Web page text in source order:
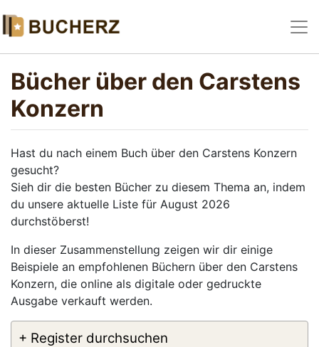
Bücher über den Carstens
Konzern
Hast du nach einem Buch über den Carstens Konzern
gesucht?
Sieh dir die besten Bücher zu diesem Thema an, indem
du unsere aktuelle Liste für August 2026
durchstöberst!
In dieser Zusammenstellung zeigen wir dir einige
Beispiele an empfohlenen Büchern über den Carstens
Konzern, die online als digitale oder gedruckte
Ausgabe verkauft werden.
+ Register durchsuchen